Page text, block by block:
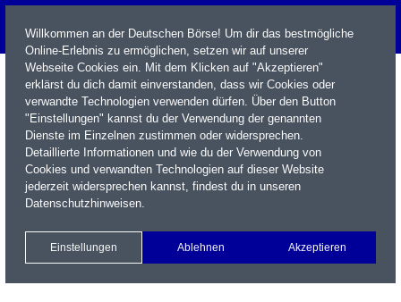
Name / WKN / ISIN / Kürzel
Xetra Realtime
Watchlist Portfolio Login
Willkommen an der Deutschen Börse! Um dir das bestmögliche
Online-Erlebnis zu ermöglichen, setzen wir auf unserer
Webseite Cookies ein. Mit dem Klicken auf "Akzeptieren"
erklärst du dich damit einverstanden, dass wir Cookies oder
verwandte Technologien verwenden dürfen. Über den Button
"Einstellungen" kannst du der Verwendung der genannten
Dienste im Einzelnen zustimmen oder widersprechen.
Detaillierte Informationen und wie du der Verwendung von
Cookies und verwandten Technologien auf dieser Website
jederzeit widersprechen kannst, findest du in unseren
Datenschutzhinweisen.
Einstellungen Ablehnen Akzeptieren